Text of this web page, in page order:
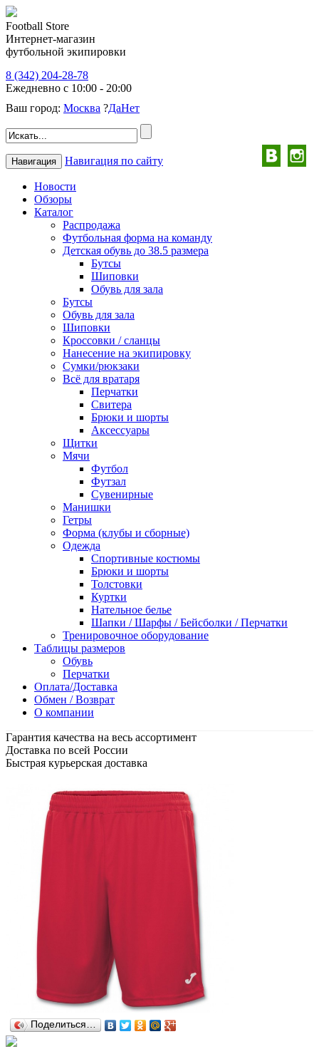
Football Store
Интернет-магазин
футбольной экипировки
8 (342) 204-28-78
Ежедневно с 10:00 - 20:00
Ваш город: Москва ?ДаНет
Навигация Навигация по сайту
Новости
Обзоры
Каталог
Распродажа
Футбольная форма на команду
Детская обувь до 38.5 размера
Бутсы
Шиповки
Обувь для зала
Бутсы
Обувь для зала
Шиповки
Кроссовки / сланцы
Нанесение на экипировку
Сумки/рюкзаки
Всё для вратаря
Перчатки
Cвитера
Брюки и шорты
Аксессуары
Щитки
Мячи
Футбол
Футзал
Сувенирные
Манишки
Гетры
Форма (клубы и сборные)
Одежда
Спортивные костюмы
Брюки и шорты
Толстовки
Куртки
Нательное белье
Шапки / Шарфы / Бейсболки / Перчатки
Тренировочное оборудование
Таблицы размеров
Обувь
Перчатки
Оплата/Доставка
Обмен / Возврат
О компании
Гарантия качества на весь ассортимент
Доставка по всей России
Быстрая курьерская доставка
Поделиться…